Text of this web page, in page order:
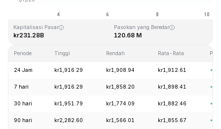
Kapitalisasi Pasar
kr231.28B
Pasokan yang Beredar
120.68 M
Periode Tinggi Rendah Rata-Rata
24 Jam kr1,916.29 kr1,908.94 kr1,912.61
7 hari kr1,916.29 kr1,858.20 kr1,898.41
30 hari kr1,951.79 kr1,774.09 kr1,882.46
90 hari kr2,282.60 kr1,566.01 kr1,855.67